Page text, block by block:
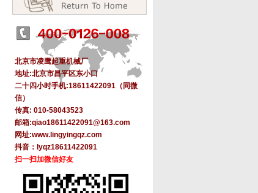
北京市凌鹰起重机械厂
地址:北京市昌平区东小口
二十四小时手机:18611422091（同微
信）
传真: 010-58043523
邮箱:qiao18611422091@163.com
网址:www.lingyingqz.com
抖音：lyqz18611422091
扫一扫加微信好友